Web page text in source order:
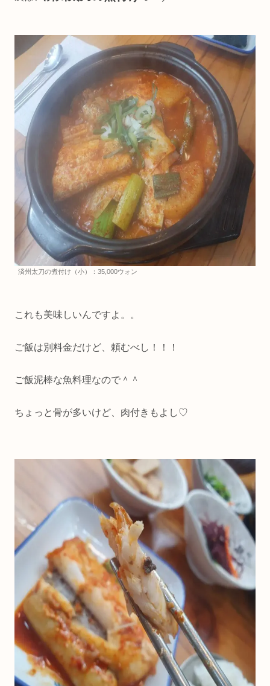
済州太刀の煮付け（小）：35,000ウォン
これも美味しいんですよ。。
ご飯は別料金だけど、頼むべし！！！
ご飯泥棒な魚料理なので＾＾
ちょっと骨が多いけど、肉付きもよし♡